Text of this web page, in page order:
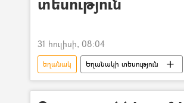
31 հուլիսի, 08:04
եղանակ Եղանակի տեսություն
Քամի
Անձրև